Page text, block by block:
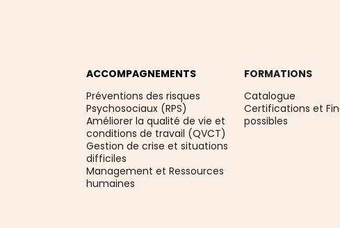
ACCOMPAGNEMENTS
Préventions des risques
Psychosociaux (RPS)
Améliorer la qualité de vie et
conditions de travail (QVCT)
Gestion de crise et situations
difficiles
Management et Ressources
humaines
FORMATIONS
Catalogue
Certifications et
possibles